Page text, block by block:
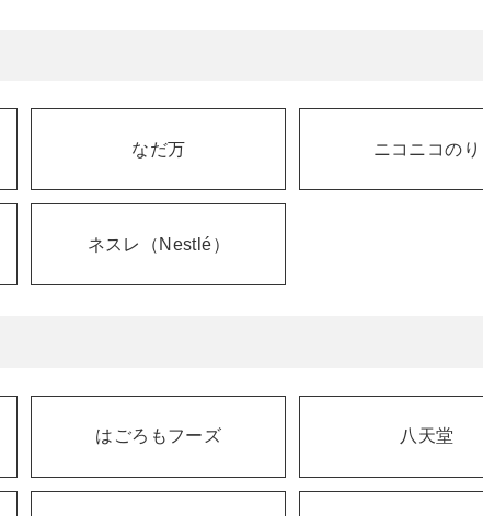
なだ万 ニコニコのり
ネスレ（Nestlé）
はごろもフーズ 八天堂